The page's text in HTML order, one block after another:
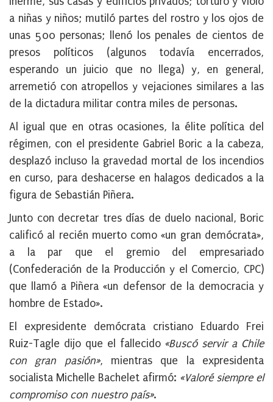
a niñas y niños; mutiló partes del rostro y los ojos de
unas 500 personas; llenó los penales de cientos de
presos políticos (algunos todavía encerrados,
esperando un juicio que no llega) y, en general,
arremetió con atropellos y vejaciones similares a las
de la dictadura militar contra miles de personas.
Al igual que en otras ocasiones, la élite política del
régimen, con el presidente Gabriel Boric a la cabeza,
desplazó incluso la gravedad mortal de los incendios
en curso, para deshacerse en halagos dedicados a la
figura de Sebastián Piñera.
Junto con decretar tres días de duelo nacional, Boric
calificó al recién muerto como «un gran demócrata»,
a la par que el gremio del empresariado
(Confederación de la Producción y el Comercio, CPC)
que llamó a Piñera «un defensor de la democracia y
hombre de Estado».
El expresidente demócrata cristiano Eduardo Frei
Ruiz-Tagle dijo que el fallecido «Buscó servir a Chile
con gran pasión», mientras que la expresidenta
socialista Michelle Bachelet afirmó: «Valoré siempre el
compromiso con nuestro país».